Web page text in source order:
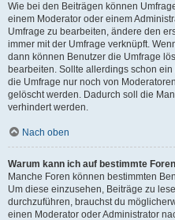
Wie bei den Beiträgen können
einem Moderator oder einem
Umfrage zu bearbeiten, ändere den
immer mit der Umfrage verknüpft.
dann können Benutzer die Umfrage
bearbeiten. Sollte allerdings schon
die Umfrage nur noch von
gelöscht werden. Dadurch soll die
verhindert werden.
Nach oben
Warum kann ich auf bestimmte
Manche Foren können bestimmten
Um diese einzusehen, Beiträge zu
durchzuführen, brauchst du
einen Moderator oder Administrator